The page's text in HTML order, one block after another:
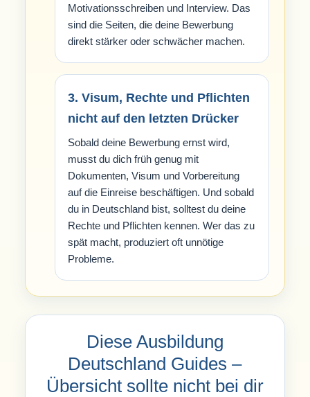
Motivationsschreiben und Interview. Das
sind die Seiten, die deine Bewerbung
direkt stärker oder schwächer machen.
3. Visum, Rechte und Pflichten
nicht auf den letzten Drücker
Sobald deine Bewerbung ernst wird,
musst du dich früh genug mit
Dokumenten, Visum und Vorbereitung
auf die Einreise beschäftigen. Und sobald
du in Deutschland bist, solltest du deine
Rechte und Pflichten kennen. Wer das zu
spät macht, produziert oft unnötige
Probleme.
Diese Ausbildung
Deutschland Guides –
Übersicht sollte nicht bei dir